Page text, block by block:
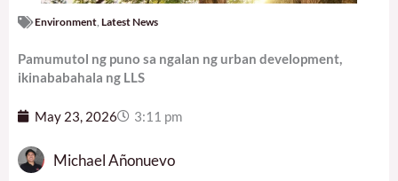
Environment Latest News
Pamumutol ng puno sa ngalan ng urban development,
ikinababahala ng LLS
May 23, 2026 3:11 pm
Michael Añonuevo